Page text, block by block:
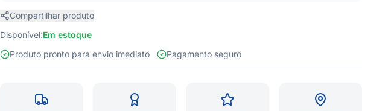
Compartilhar produto
Disponível:Em estoque
Produto pronto para envio imediato
Pagamento seguro